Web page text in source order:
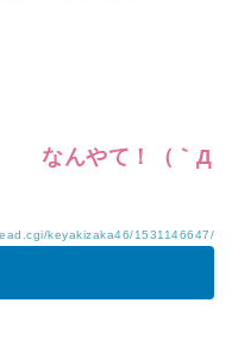
て！（｀Д
keyakizaka46/1531146647/